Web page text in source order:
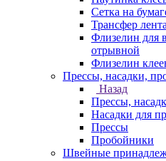
Сетка на
Трансфер лента
Флизелин для
отрывной
Флизелин
Прессы, насадки,
Назад
Прессы,
Насадки для
Прессы
Пробойники
Швейные